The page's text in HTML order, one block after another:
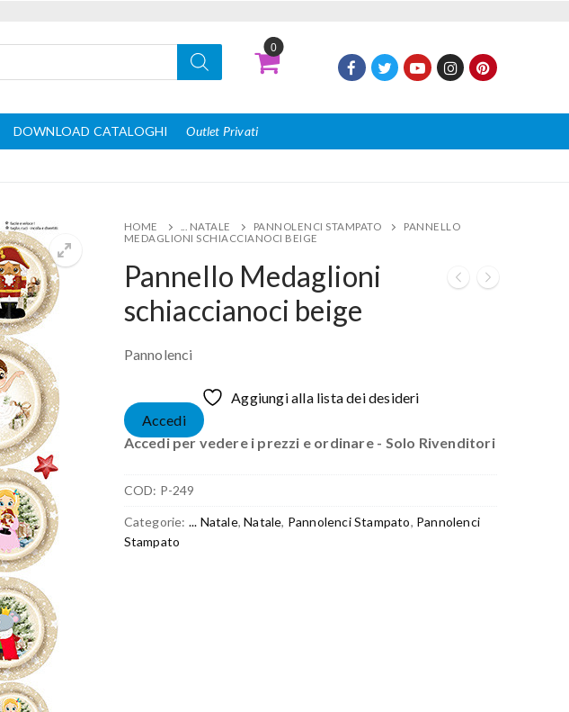
0
DOWNLOAD CATALOGHI Outlet Privati
HOME ... NATALE PANNOLENCI STAMPATO
PANNELLO
MEDAGLIONI SCHIACCIANOCI BEIGE
Pannello Medaglioni
schiaccianoci beige
Pannolenci
Aggiungi alla lista dei desideri
Accedi
Accedi per vedere i prezzi e ordinare - Solo Rivenditori
COD: P-249
Categorie: ... Natale,Natale, Pannolenci Stampato, Pannolenci
Stampato